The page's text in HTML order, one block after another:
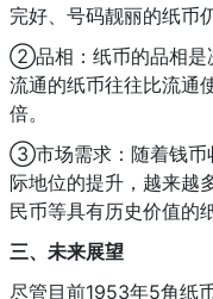
完好、号码靓丽的纸币
②品相：纸币的品相是
流通的纸币往往比流通
倍。
③市场需求：随着钱币
际地位的提升，越来越
民币等具有历史价值的
三、未来展望
尽管目前1953年5角纸